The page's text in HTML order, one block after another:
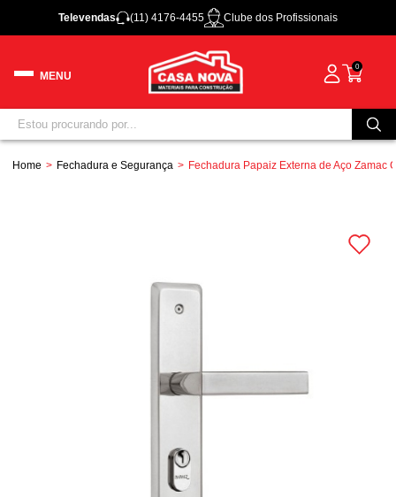
Televendas (11) 4176-4455 Clube dos Profissionais
0
Home Fechadura e Segurança Fechadura Papaiz Externa de Aço Zamac